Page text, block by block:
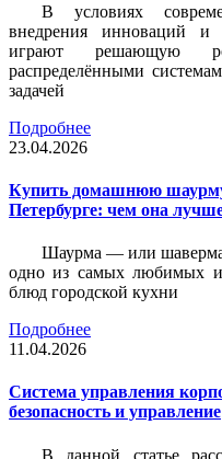
В условиях
внедрения инноваций и
играют решающую
распределёнными
задачей
Подробнее
23.04.2026
Купить домашнюю
Петербурге: чем она
Шаурма — или
одно из самых любимых
блюд городской кухни
Подробнее
11.04.2026
Система управления
безопасность и управление
В данной статье